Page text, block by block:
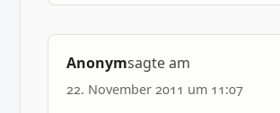
Anonymsagte am
22. November 2011 um 11:07